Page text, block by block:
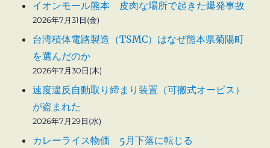
イオンモール熊本 皮肉な場所で起きた爆発事故
2026年7月31日(金)
台湾積体電路製造（TSMC）はなぜ熊本県菊陽町
を選んだのか
2026年7月30日(木)
速度違反自動取り締まり装置（可搬式オービス）
が盗まれた
2026年7月29日(水)
カレーライス物価 5月下落に転じる